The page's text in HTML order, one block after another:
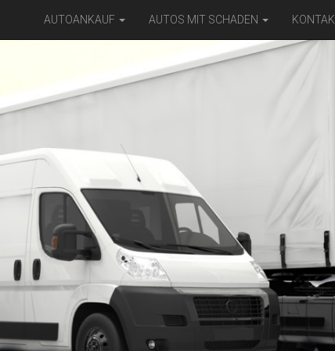
AUTOANKAUF AUTOS MIT SCHADEN